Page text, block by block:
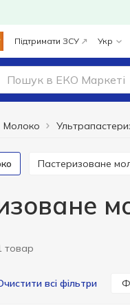
Підтримати ЗСУ Укр
Молоко
Пастеризоване
товар
всі фільтри